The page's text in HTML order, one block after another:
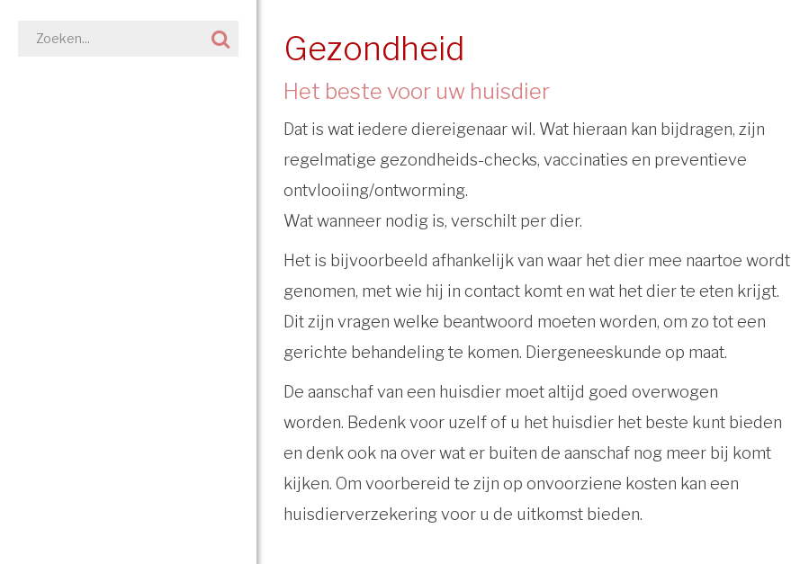
Gezondheid
Het beste voor uw huisdier
Dat is wat iedere diereigenaar wil. Wat hieraan kan bijdragen, zijn
regelmatige gezondheids-checks, vaccinaties en preventieve
ontvlooiing/ontworming.
Wat wanneer nodig is, verschilt per dier.
Het is bijvoorbeeld afhankelijk van waar het dier mee naartoe wordt
genomen, met wie hij in contact komt en wat het dier te eten krijgt.
Dit zijn vragen welke beantwoord moeten worden, om zo tot een
gerichte behandeling te komen. Diergeneeskunde op maat.
De aanschaf van een huisdier moet altijd goed overwogen
worden. Bedenk voor uzelf of u het huisdier het beste kunt bieden
en denk ook na over wat er buiten de aanschaf nog meer bij komt
kijken. Om voorbereid te zijn op onvoorziene kosten kan een
huisdierverzekering voor u de uitkomst bieden.